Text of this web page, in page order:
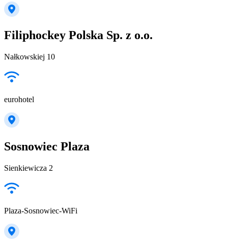
Filiphockey Polska Sp. z o.o.
Nałkowskiej 10
eurohotel
Sosnowiec Plaza
Sienkiewicza 2
Plaza-Sosnowiec-WiFi